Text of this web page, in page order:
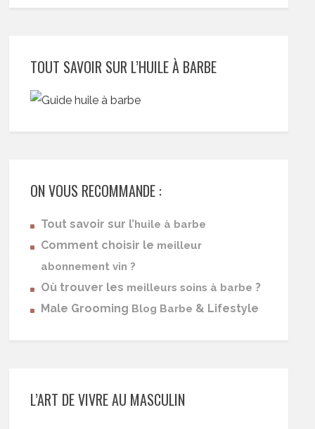
TOUT SAVOIR SUR L’HUILE À BARBE
ON VOUS RECOMMANDE :
Tout savoir sur l’huile à barbe
Comment choisir le meilleur
abonnement vin ?
Où trouver les meilleurs soins à barbe ?
Male Grooming Blog Barbe & Lifestyle
L’ART DE VIVRE AU MASCULIN